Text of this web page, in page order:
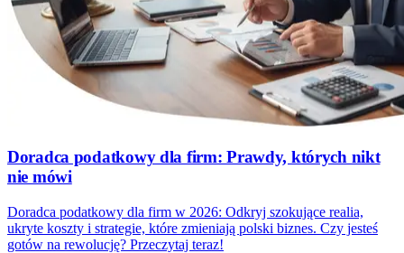
Doradca podatkowy dla firm: Prawdy, których nikt
nie mówi
Doradca podatkowy dla firm w 2026: Odkryj szokujące realia,
ukryte koszty i strategie, które zmieniają polski biznes. Czy jesteś
gotów na rewolucję? Przeczytaj teraz!